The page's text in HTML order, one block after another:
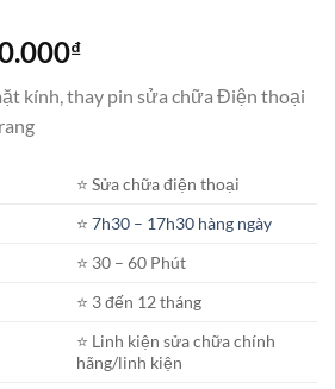
₫Khoảng
từ
800.000₫
kính, thay pin sửa chữa Điện thoại
⭐️ Sửa chữa điện thoại
⭐️7h30 – 17h30 hàng ngày
⭐️ 30 – 60 Phút
⭐️ 3 đến 12 tháng
⭐️ Linh kiện sửa chữa chính
hãng/linh kiện